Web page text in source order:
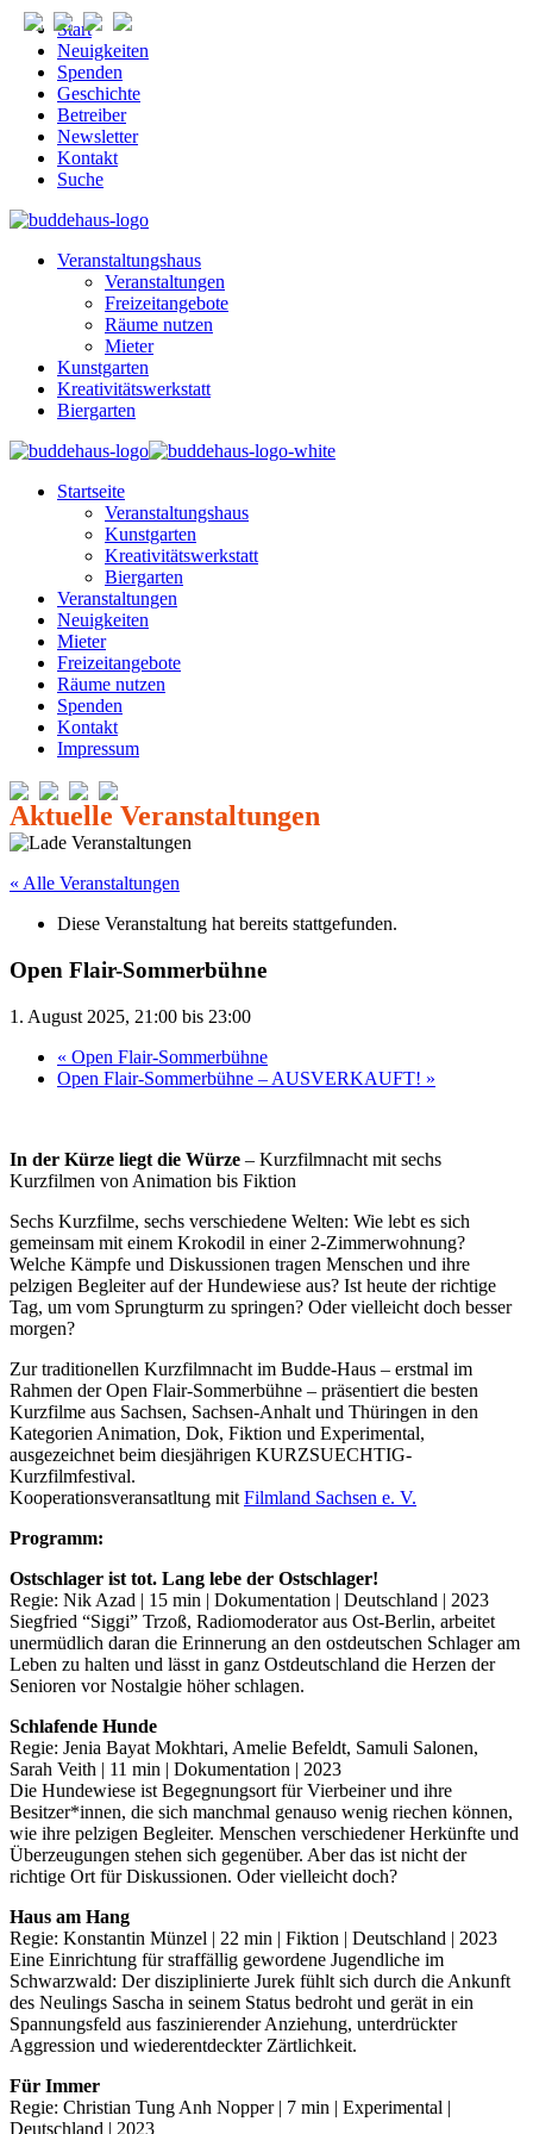
Start
Neuigkeiten
Spenden
Geschichte
Betreiber
Newsletter
Kontakt
Suche
Veranstaltungshaus
Veranstaltungen
Freizeitangebote
Räume nutzen
Mieter
Kunstgarten
Kreativitätswerkstatt
Biergarten
Startseite
Veranstaltungshaus
Kunstgarten
Kreativitätswerkstatt
Biergarten
Veranstaltungen
Neuigkeiten
Mieter
Freizeitangebote
Räume nutzen
Spenden
Kontakt
Impressum
« Alle Veranstaltungen
Diese Veranstaltung hat bereits stattgefunden.
Open Flair-Sommerbühne
1. August 2025, 21:00 bis 23:00
« Open Flair-Sommerbühne
Open Flair-Sommerbühne – AUSVERKAUFT! »
In der Kürze liegt die Würze – Kurzfilmnacht mit sechs
Kurzfilmen von Animation bis Fiktion
Sechs Kurzfilme, sechs verschiedene Welten: Wie lebt es sich
gemeinsam mit einem Krokodil in einer 2-Zimmerwohnung?
Welche Kämpfe und Diskussionen tragen Menschen und ihre
pelzigen Begleiter auf der Hundewiese aus? Ist heute der richtige
Tag, um vom Sprungturm zu springen? Oder vielleicht doch besser
morgen?
Zur traditionellen Kurzfilmnacht im Budde-Haus – erstmal im
Rahmen der Open Flair-Sommerbühne – präsentiert die besten
Kurzfilme aus Sachsen, Sachsen-Anhalt und Thüringen in den
Kategorien Animation, Dok, Fiktion und Experimental,
ausgezeichnet beim diesjährigen KURZSUECHTIG-
Kurzfilmfestival.
Kooperationsveransatltung mit Filmland Sachsen e. V.
Programm:
Ostschlager ist tot. Lang lebe der Ostschlager!
Regie: Nik Azad | 15 min | Dokumentation | Deutschland | 2023
Siegfried “Siggi” Trzoß, Radiomoderator aus Ost-Berlin, arbeitet
unermüdlich daran die Erinnerung an den ostdeutschen Schlager am
Leben zu halten und lässt in ganz Ostdeutschland die Herzen der
Senioren vor Nostalgie höher schlagen.
Schlafende Hunde
Regie: Jenia Bayat Mokhtari, Amelie Befeldt, Samuli Salonen,
Sarah Veith | 11 min | Dokumentation | 2023
Die Hundewiese ist Begegnungsort für Vierbeiner und ihre
Besitzer*innen, die sich manchmal genauso wenig riechen können,
wie ihre pelzigen Begleiter. Menschen verschiedener Herkünfte und
Überzeugungen stehen sich gegenüber. Aber das ist nicht der
richtige Ort für Diskussionen. Oder vielleicht doch?
Haus am Hang
Regie: Konstantin Münzel | 22 min | Fiktion | Deutschland | 2023
Eine Einrichtung für straffällig gewordene Jugendliche im
Schwarzwald: Der disziplinierte Jurek fühlt sich durch die Ankunft
des Neulings Sascha in seinem Status bedroht und gerät in ein
Spannungsfeld aus faszinierender Anziehung, unterdrückter
Aggression und wiederentdeckter Zärtlichkeit.
Für Immer
Regie: Christian Tung Anh Nopper | 7 min | Experimental |
Deutschland | 2023